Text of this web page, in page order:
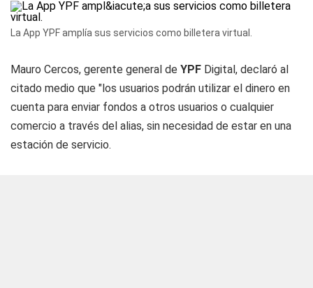
La App YPF amplía sus servicios como billetera virtual.
Mauro Cercos, gerente general de YPF Digital, declaró al
citado medio que "los usuarios podrán utilizar el dinero en
cuenta para enviar fondos a otros usuarios o cualquier
comercio a través del alias, sin necesidad de estar en una
estación de servicio.